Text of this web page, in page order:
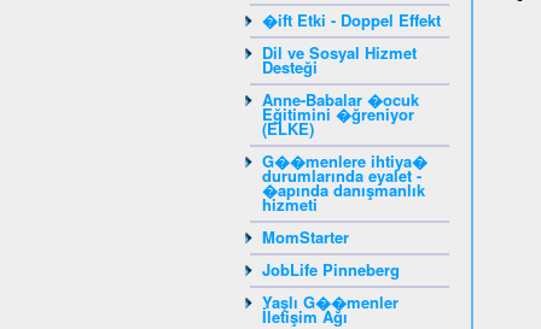
�ift Etki - Doppel Effekt
Dil ve Sosyal Hizmet
Desteği
Anne-Babalar �ocuk
Eğitimini �ğreniyor
(ELKE)
G��menlere ihtiya�
durumlarında eyalet -
�apında danışmanlık
hizmeti
MomStarter
JobLife Pinneberg
Yaşlı G��menler
İletişim Ağı